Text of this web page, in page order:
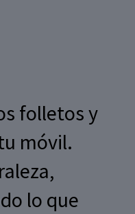
folletos y
móvil.
lo que